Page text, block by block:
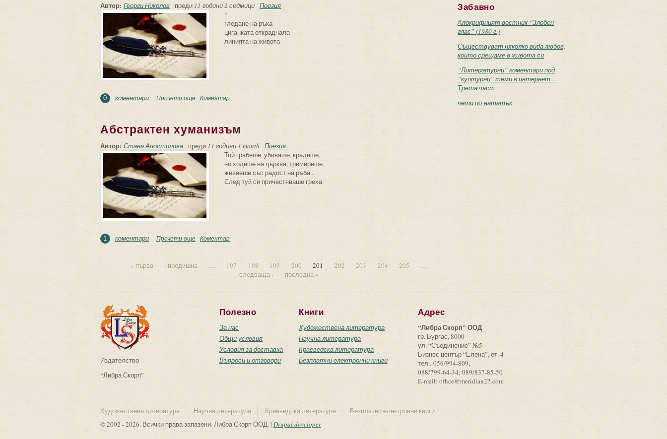
Автор: Георги Николов преди 11 години 2 седмици Поезия
*
гледане на ръка
циганката откраднала
линията на живота
0 коментари Прочети още about Тристишия
Коментар
Абстрактен хуманизъм
Автор: Стана Апостолова преди 11 години 1 month
Поезия
Той грабеше, убиваше, крадеше,
но ходеше на църква, тримиреше,
живееше със радост на ръба...
След туй си причестяваше греха.
1 коментари Прочети още about Абстрактен хуманизъм
Коментар
« първа ‹ предишна … 197 198 199 200 201 202 203 204 205
…
следваща ›
последна »
Забавно
Апокрифният вестник “Злобен
глас” (1980 г.)
Съществуват няколко вида любов,
които срещаме в живота си
“Литературни” коментари под
“културни” теми в интернет –
Трета част
чети по-нататък
Издателство
“Либра Скорп”
Полезно
За нас
Общи условия
Условия за доставка
Въпроси и отговори
Книги
Художествена литература
Научна литература
Краеведска литература
Безплатни електронни книги
Адрес
“Либра Скорп” ООД
гр. Бургас, 8000
ул. “Съединение” №5
Бизнес център “Елена”, ет. 4
тел.: 056/994-809;
088/799-64-34; 089/837-85-50
E-mail: office@meridian27.com
Художествена литература Научна литература Краеведска литература
Безплатни електронни книги
© 2002 - 2026. Всички права запазени. Либра Скорп ООД. | Drupal developer